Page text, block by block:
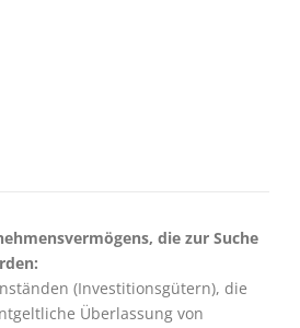
die zur Suche
(Investitionsgütern), die
Überlassung von